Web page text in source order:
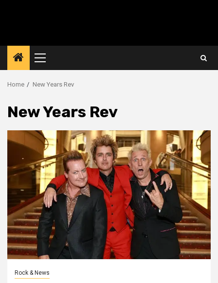
Primary
Menu
Home New Years Rev
New Years Rev
Rock & News